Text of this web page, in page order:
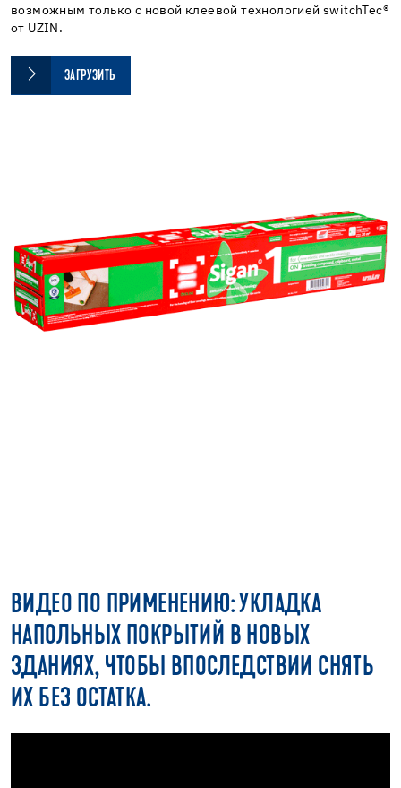
возможным только с новой клеевой технологией switchTec®
от UZIN.
ЗАГРУЗИТЬ
ВИДЕО ПО ПРИМЕНЕНИЮ: УКЛАДКА
НАПОЛЬНЫХ ПОКРЫТИЙ В НОВЫХ
ЗДАНИЯХ, ЧТОБЫ ВПОСЛЕДСТВИИ СНЯТЬ
ИХ БЕЗ ОСТАТКА.